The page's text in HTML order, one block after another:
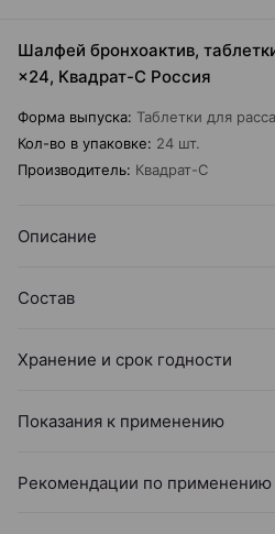
Шалфей бронхоактив,
×24, Квадрат-С Россия
Форма выпуска: Таблетки для
Кол-во в упаковке: 24 шт.
Производитель: Квадрат-С
Описание
Состав
Хранение и срок годности
Показания к применению
Рекомендации по применению